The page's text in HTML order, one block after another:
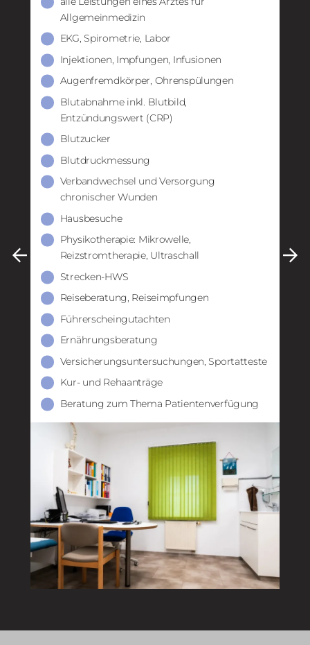
Allgemeinmedizin
EKG, Spirometrie, Labor
Injektionen, Impfungen, Infusionen
Augenfremdkörper, Ohrenspülungen
Blutabnahme inkl. Blutbild,
Entzündungswert (CRP)
Blutzucker
Blutdruckmessung
Verbandwechsel und Versorgung
chronischer Wunden
Hausbesuche
Physikotherapie: Mikrowelle,
Reizstromtherapie, Ultraschall
Strecken-HWS
Reiseberatung, Reiseimpfungen
Führerscheingutachten
Ernährungsberatung
Versicherungsuntersuchungen, Sportatteste
Kur- und Rehaanträge
Beratung zum Thema Patientenverfügung